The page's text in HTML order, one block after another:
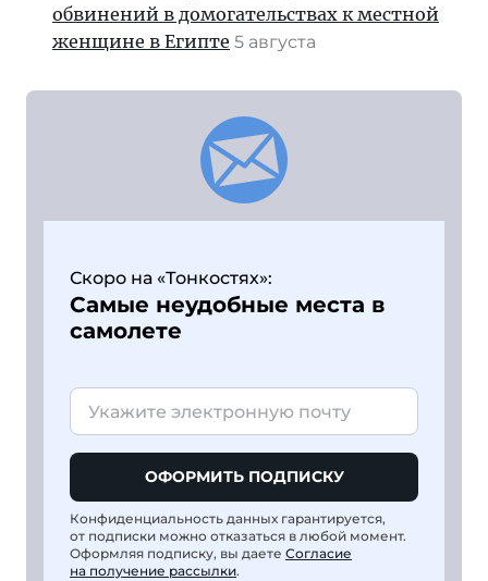
обвинений в домогательствах к местной
женщине в Египте 5 августа
Скоро на «Тонкостях»:
Самые неудобные места в
самолете
ОФОРМИТЬ ПОДПИСКУ
Конфиденциальность данных гарантируется,
от подписки можно отказаться в любой момент.
Оформляя подписку, вы даете Согласие
на получение рассылки.